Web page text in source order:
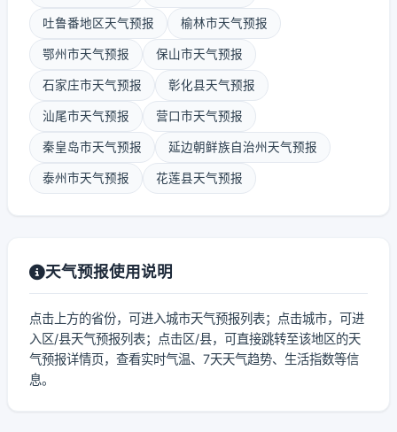
吐鲁番地区天气预报 榆林市天气预报
鄂州市天气预报 保山市天气预报
石家庄市天气预报 彰化县天气预报
汕尾市天气预报 营口市天气预报
秦皇岛市天气预报 延边朝鲜族自治州天气预报
泰州市天气预报 花莲县天气预报
天气预报使用说明
点击上方的省份，可进入城市天气预报列表；点击城市，可进
入区/县天气预报列表；点击区/县，可直接跳转至该地区的天
气预报详情页，查看实时气温、7天天气趋势、生活指数等信
息。